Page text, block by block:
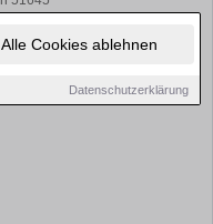
Alle Cookies ablehnen
Datenschutzerklärung